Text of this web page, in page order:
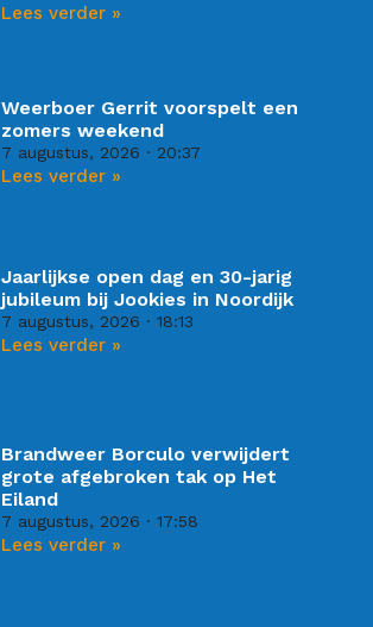
Lees verder »
Weerboer Gerrit voorspelt een
zomers weekend
7 augustus, 2026 20:37
Lees verder »
Jaarlijkse open dag en 30-jarig
jubileum bij Jookies in Noordijk
7 augustus, 2026 18:13
Lees verder »
Brandweer Borculo verwijdert
grote afgebroken tak op Het
Eiland
7 augustus, 2026 17:58
Lees verder »